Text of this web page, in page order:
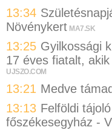
13:34
Növénykert MA7.SK
13:25 Gyilkossági
17 éves fiatalt,
UJSZO.COM
13:21 Medve
13:13 Felföldi
főszékesegyház -